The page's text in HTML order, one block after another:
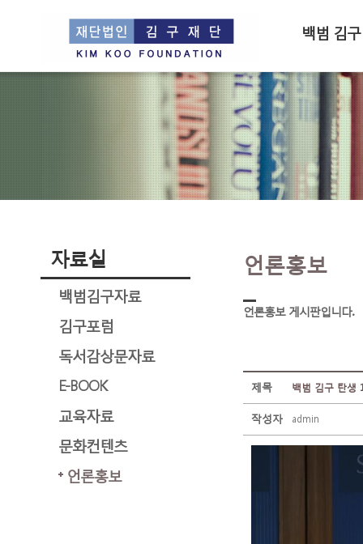
백범 김구
자료실
백범김구자료
김구포럼
독서감상문자료
E-BOOK
교육자료
문화컨텐츠
언론홍보
언론홍보
언론홍보 게시판입니다.
제목 백범 김구 탄생
작성자 admin